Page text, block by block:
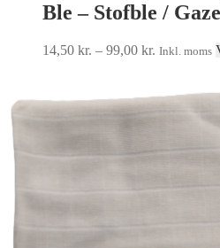
Ble – Stofble /
14,50 kr. – 99,00 kr. Prisinterval:
99,00 kr.
Inkl. moms